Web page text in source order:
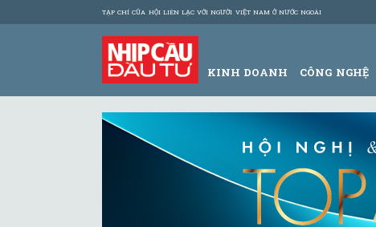
TẠP CHÍ CỦA HỘI LIÊN LẠC VỚI NGƯỜI VIỆT NAM Ở NƯỚC NGOÀI
KINH DOANH CÔNG NGHỆ